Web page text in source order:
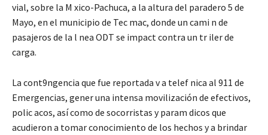
vial, sobre la M xico-Pachuca, a la altura del paradero 5 de
Mayo, en el municipio de Tec mac, donde un cami n de
pasajeros de la l nea ODT se impact contra un tr iler de
carga.
La cont9ngencia que fue reportada v a telef nica al 911 de
Emergencias, gener una intensa movilización de efectivos,
polic acos, así como de socorristas y param dicos que
acudieron a tomar conocimiento de los hechos y a brindar